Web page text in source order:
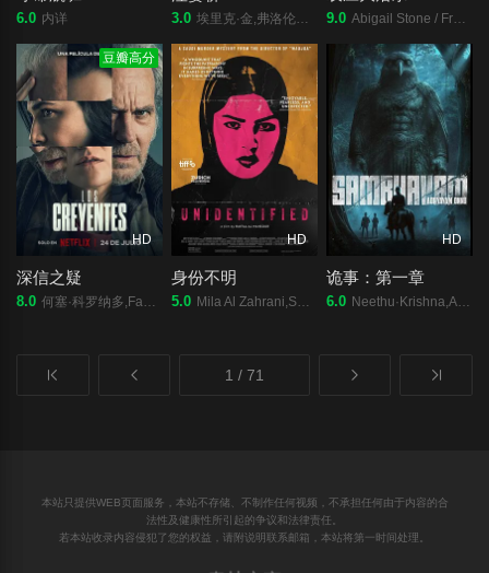
6.0 内详 3.0 埃里克·金,弗洛伦西娅·洛扎诺,凯文·布雷斯纳汉 9.0 Abigail Stone / Frank Palangi / Aaron Michael Lambert
豆瓣高分
HD
深信之疑
8.0 何塞·科罗纳多,Fanny Gautier,Stéphanie Magnin,阿尔贝托·奥尔莫
HD
身份不明
5.0 Mila Al Zahrani,Shafi Al Harthi,Aziz Gharbawi,Othoub Sharar,Adwa Al Asiri,Abdullah Al Qahtani
HD
诡事：第一章
6.0 Neethu·Krishna,Askar·Ali,Sidharth·Bharathan,Kudassanad·Kanakam,Vineeth·Kumar,Senthil·Krishna,Assim·Jamal
1 / 71
本站只提供WEB页面服务，本站不存储、不制作任何视频，不承担任何由于内容的合
法性及健康性所引起的争议和法律责任。
若本站收录内容侵犯了您的权益，请附说明联系邮箱，本站将第一时间处理。